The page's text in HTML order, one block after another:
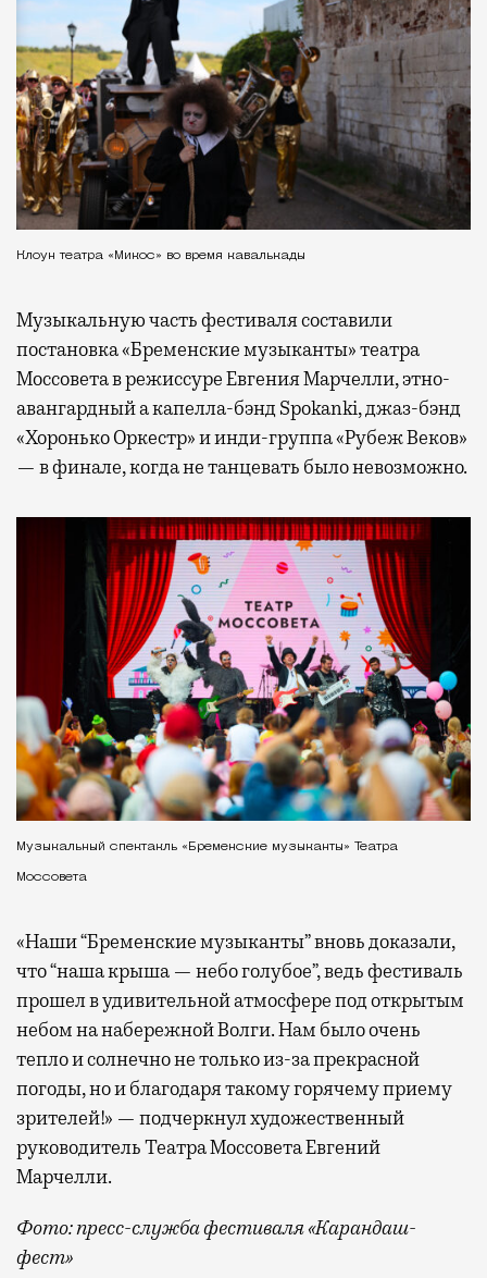
Клоун театра «Микос» во время кавалькады
Музыкальную часть фестиваля составили
постановка «Бременские музыканты» театра
Моссовета в режиссуре Евгения Марчелли, этно-
авангардный а капелла-бэнд Spokanki, джаз-бэнд
«Хоронько Оркестр» и инди-группа «Рубеж Веков»
— в финале, когда не танцевать было невозможно.
Музыкальный спектакль «Бременские музыканты» Театра
Моссовета
«Наши “Бременские музыканты” вновь доказали,
что “наша крыша — небо голубое”, ведь фестиваль
прошел в удивительной атмосфере под открытым
небом на набережной Волги. Нам было очень
тепло и солнечно не только из-за прекрасной
погоды, но и благодаря такому горячему приему
зрителей!» — подчеркнул художественный
руководитель Театра Моссовета Евгений
Марчелли.
Фото: пресс-служба фестиваля «Карандаш-
фест»